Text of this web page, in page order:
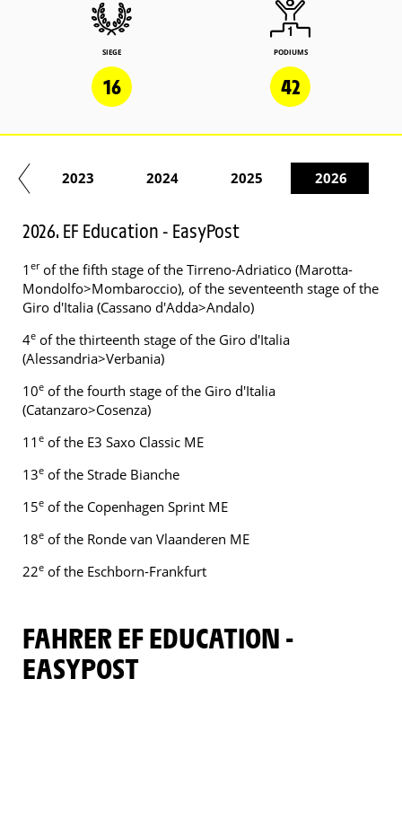
SIEGE
16
PODIUMS
42
2023 2024 2025 2026
2026. EF Education - EasyPost
1 erof the fifth stage of the Tirreno-Adriatico (Marotta-
Mondolfo>Mombaroccio), of the seventeenth stage of the
Giro d'Italia (Cassano d'Adda>Andalo)
4e of the thirteenth stage of the Giro d'Italia
(Alessandria>Verbania)
10e of the fourth stage of the Giro d'Italia
(Catanzaro>Cosenza)
11 e of the E3 Saxo Classic ME
13e of the Strade Bianche
15e of the Copenhagen Sprint ME
18e of the Ronde van Vlaanderen ME
22e of the Eschborn-Frankfurt
FAHRER EF EDUCATION -
EASYPOST